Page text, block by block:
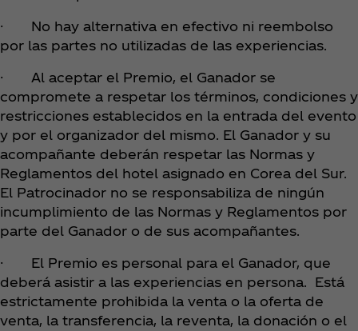
· No hay alternativa en efectivo ni reembolso
por las partes no utilizadas de las experiencias.
· Al aceptar el Premio, el Ganador se
compromete a respetar los términos, condiciones y
restricciones establecidos en la entrada del evento
y por el organizador del mismo. El Ganador y su
acompañante deberán respetar las Normas y
Reglamentos del hotel asignado en Corea del Sur.
El Patrocinador no se responsabiliza de ningún
incumplimiento de las Normas y Reglamentos por
parte del Ganador o de sus acompañantes.
· El Premio es personal para el Ganador, que
deberá asistir a las experiencias en persona. Está
estrictamente prohibida la venta o la oferta de
venta, la transferencia, la reventa, la donación o el